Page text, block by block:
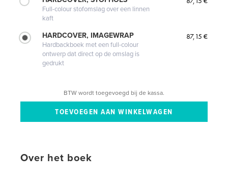
Full-colour stofomslag over een linnen
kaft
HARDCOVER, IMAGEWRAP
Hardbackboek met een full-colour
ontwerp dat direct op de omslag is
gedrukt
87,15 €
BTW wordt toegevoegd bij de kassa.
Over het boek